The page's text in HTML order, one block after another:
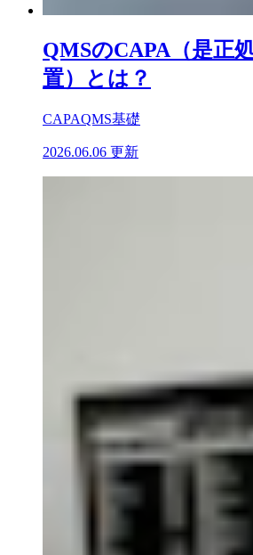
QMSのCAPA（是正
置）とは？
CAPAQMS基礎
2026.06.06 更新